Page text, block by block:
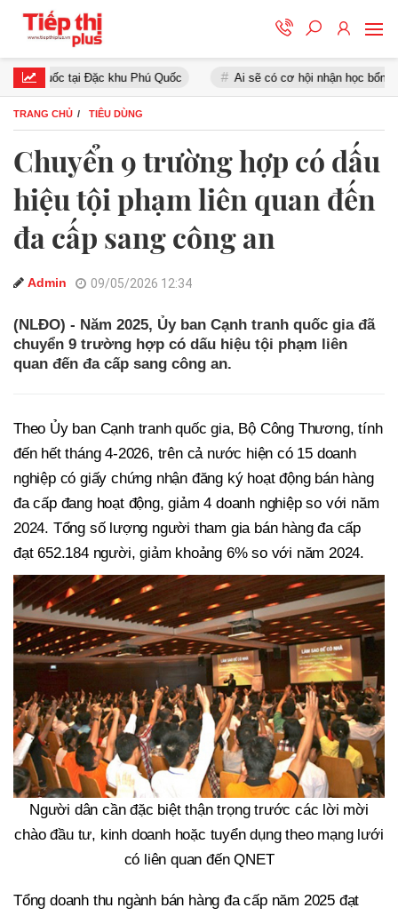
tại Đặc khu Phú Quốc Ai sẽ có cơ hội nhận học bổng Chính
TRANG CHỦ TIÊU DÙNG
Chuyển 9 trường hợp có dấu
hiệu tội phạm liên quan đến
đa cấp sang công an
Admin 09/05/2026 12:34
(NLĐO) - Năm 2025, Ủy ban Cạnh tranh quốc gia đã
chuyển 9 trường hợp có dấu hiệu tội phạm liên
quan đến đa cấp sang công an.
Theo Ủy ban Cạnh tranh quốc gia, Bộ Công Thương, tính
đến hết tháng 4-2026, trên cả nước hiện có 15 doanh
nghiệp có giấy chứng nhận đăng ký hoạt động bán hàng
đa cấp đang hoạt động, giảm 4 doanh nghiệp so với năm
2024. Tổng số lượng người tham gia bán hàng đa cấp
đạt 652.184 người, giảm khoảng 6% so với năm 2024.
Người dân cần đặc biệt thận trọng trước các lời mời
chào đầu tư, kinh doanh hoặc tuyển dụng theo mạng lưới
có liên quan đến QNET
Tổng doanh thu ngành bán hàng đa cấp năm 2025 đạt